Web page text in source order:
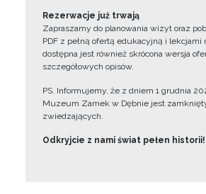
Rezerwacje już trwają
Zapraszamy do planowania wizyt oraz
PDF z pełną ofertą edukacyjną i
dostępna jest również skrócona wersja
szczegółowych opisów.
PS. Informujemy, że z dniem 1 grudnia
Muzeum Zamek w Dębnie jest
zwiedzających.
Odkryjcie z nami świat pełen historii!